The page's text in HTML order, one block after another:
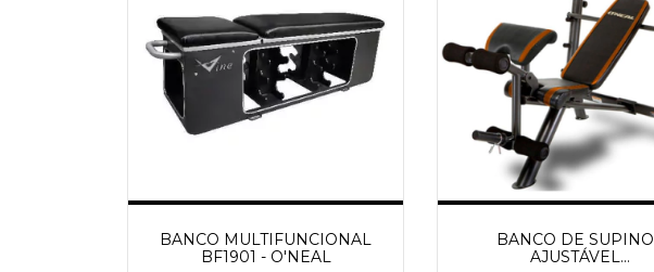
BANCO MULTIFUNCIONAL
BF1901 - O'NEAL
BANCO DE SUPINO
AJUSTÁVEL